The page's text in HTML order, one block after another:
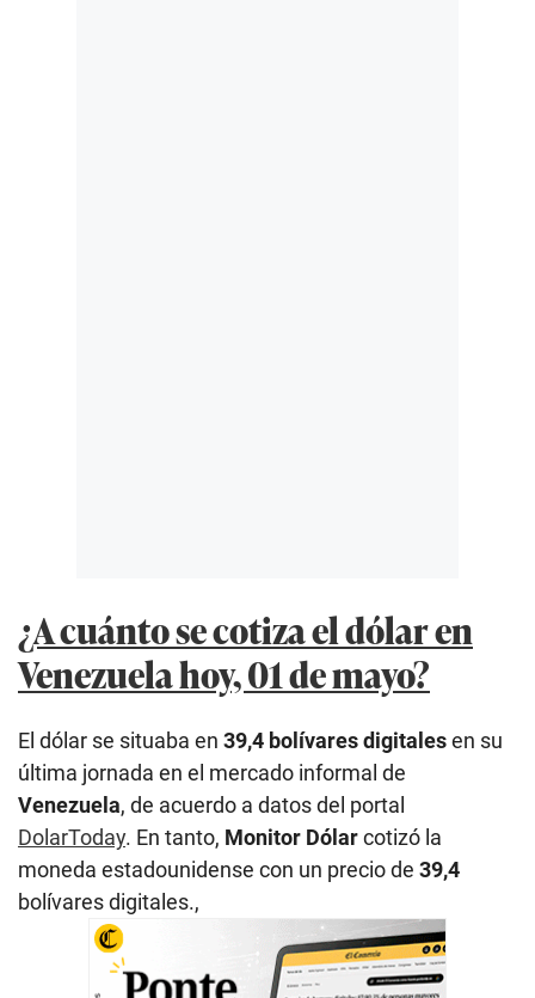
¿A cuánto se cotiza el dólar en
Venezuela hoy, 01 de mayo?
El dólar se situaba en 39,4 bolívares digitalesen su
última jornada en el mercado informal de
Venezuela, de acuerdo a datos del portal
DolarToday. En tanto, Monitor Dólarcotizó la
moneda estadounidense con un precio de 39,4
bolívares digitales.,